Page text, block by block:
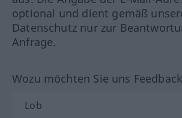
optional und dient gemäß
Datenschutz nur zur
Anfrage.
Wozu möchten Sie uns